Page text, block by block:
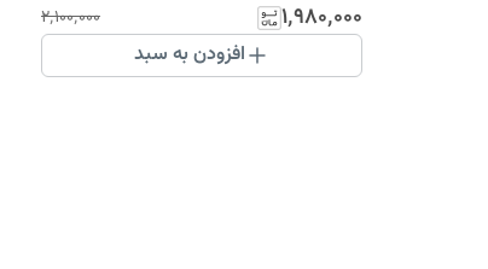
۱٬۹۸۰٬۰۰۰ ۲٬۱۰۰٬۰۰۰
افزودن به سبد